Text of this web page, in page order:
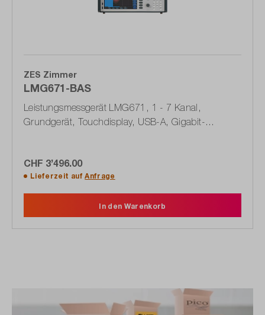
ZES Zimmer
LMG671-BAS
Leistungsmessgerät LMG671, 1 - 7 Kanal,
Grundgerät, Touchdisplay, USB-A, Gigabit-
CHF 3’496.00
Lieferzeit aufAnfrage
In den Warenkorb